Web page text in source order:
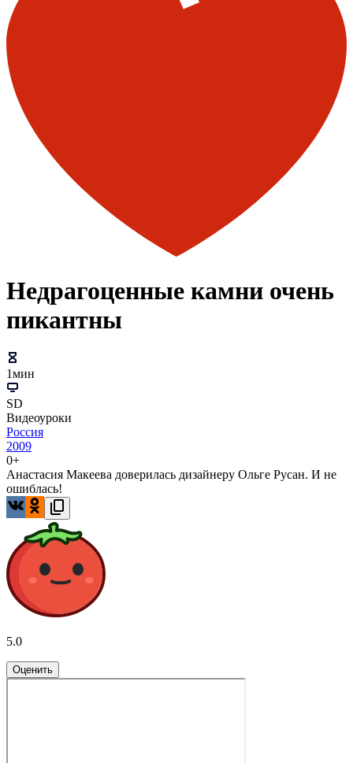
Недрагоценные камни очень
пикантны
1мин
SD
Видеоуроки
Россия
2009
0+
Анастасия Макеева доверилась дизайнеру Ольге Русан. И не
ошиблась!
5.0
Оценить